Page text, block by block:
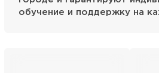
обучение и поддержку на